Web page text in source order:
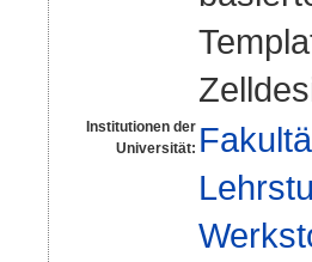
Institutionen der
Universität: